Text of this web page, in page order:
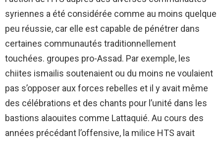
syriennes a été considérée comme au moins quelque
peu réussie, car elle est capable de pénétrer dans
certaines communautés traditionnellement
touchées. groupes pro-Assad. Par exemple, les
chiites ismailis soutenaient ou du moins ne voulaient
pas s’opposer aux forces rebelles et il y avait même
des célébrations et des chants pour l’unité dans les
bastions alaouites comme Lattaquié. Au cours des
années précédant l’offensive, la milice HTS avait